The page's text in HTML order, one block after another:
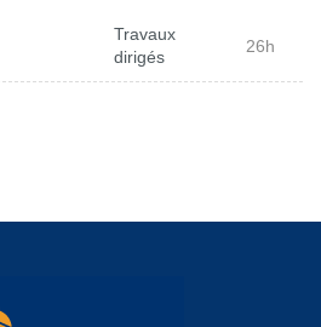
Travaux
dirigés
26h